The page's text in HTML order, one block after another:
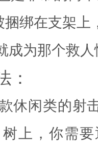
绑在支架
成为那个救
：
休闲类的射
上，你需